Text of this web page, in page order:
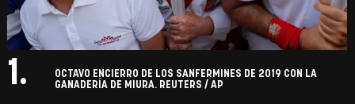
1.
OCTAVO ENCIERRO DE LOS SANFERMINES DE 2019 CON LA
GANADERÍA DE MIURA. REUTERS / AP